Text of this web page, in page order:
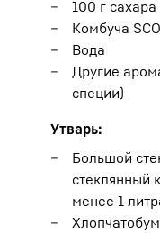
100 г сахара
Комбуча
Вода
Другие
специи)
Утварь:
Большой
стеклянный
менее 1